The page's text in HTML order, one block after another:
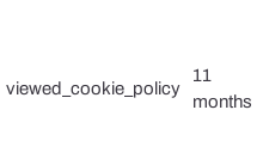
viewed_cookie_policy
11
months